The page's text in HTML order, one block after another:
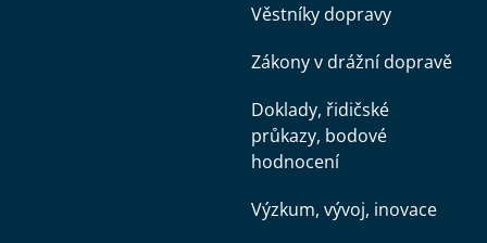
Věstníky dopravy
Zákony v drážní dopravě
Doklady, řidičské
průkazy, bodové
hodnocení
Výzkum, vývoj, inovace